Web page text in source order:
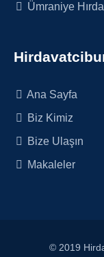
Ümraniye
Ana Sayfa
Biz Kimiz
Bize Ulaşın
Makaleler
© 2019